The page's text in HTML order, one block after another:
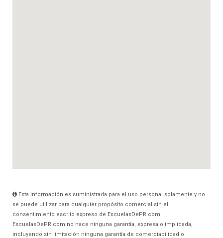
Esta información es suministrada para el uso personal solamente y no
se puede utilizar para cualquier propósito comercial sin el
consentimiento escrito expreso de EscuelasDePR.com.
EscuelasDePR.com no hace ninguna garantía, expresa o implicada,
incluyendo sin limitación ninguna garantía de comerciabilidad o